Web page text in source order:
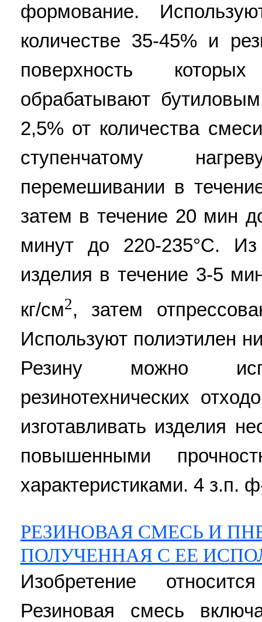
формование.
количестве 35-45% и
поверхность
обрабатывают
2,5% от количества
ступенчатому
перемешивании в
затем в течение 20 мин
минут до 220-235°С.
изделия в течение 3-5
кг/см2, затем
Используют полиэтилен
Резину можно
резинотехнических
изготавливать изделия
повышенными
характеристиками. 4 з.п.
РЕЗИНОВАЯ СМЕСЬ И
ПОЛУЧЕННАЯ С ЕЕ
Изобретение
Резиновая смесь